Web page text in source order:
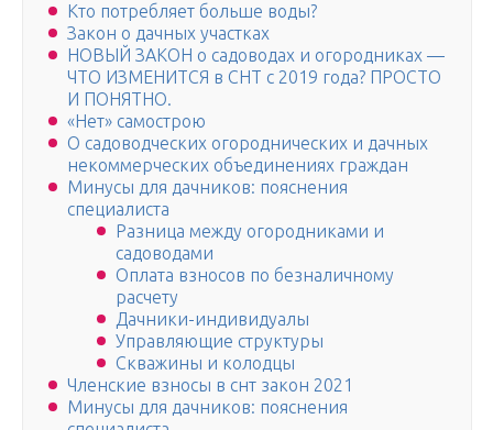
Кто потребляет больше воды?
Закон о дачных участках
НОВЫЙ ЗАКОН о садоводах и огородниках —
ЧТО ИЗМЕНИТСЯ в СНТ с 2019 года? ПРОСТО
И ПОНЯТНО.
«Нет» самострою
О садоводческих огороднических и дачных
некоммерческих объединениях граждан
Минусы для дачников: пояснения
специалиста
Разница между огородниками и
садоводами
Оплата взносов по безналичному
расчету
Дачники-индивидуалы
Управляющие структуры
Скважины и колодцы
Членские взносы в снт закон 2021
Минусы для дачников: пояснения